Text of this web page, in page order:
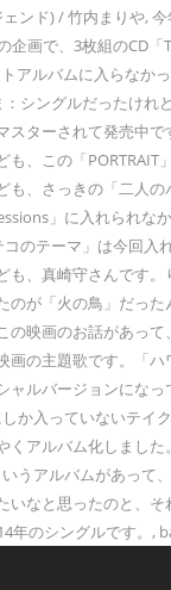
ンド) / 竹内まりや,
企画で、3枚組のCD
トアルバムに入らな
シングルだったけ
スターされて発売中
も、この「
も、さっきの「二人
」に入れられな
のテーマ」は今回
も、真崎守さんです
のが「火の鳥」だっ
の映画のお話があっ
画の主題歌です。「
ャルバージョンにな
か入っていないテイ
くアルバム化しまし
うアルバムがあっ
いなと思ったのと、
年のシングルです。